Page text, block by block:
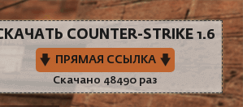
COUNTER-STRIKE 1.6
ПРЯМАЯ ССЫЛКА
Скачано 48490 раз